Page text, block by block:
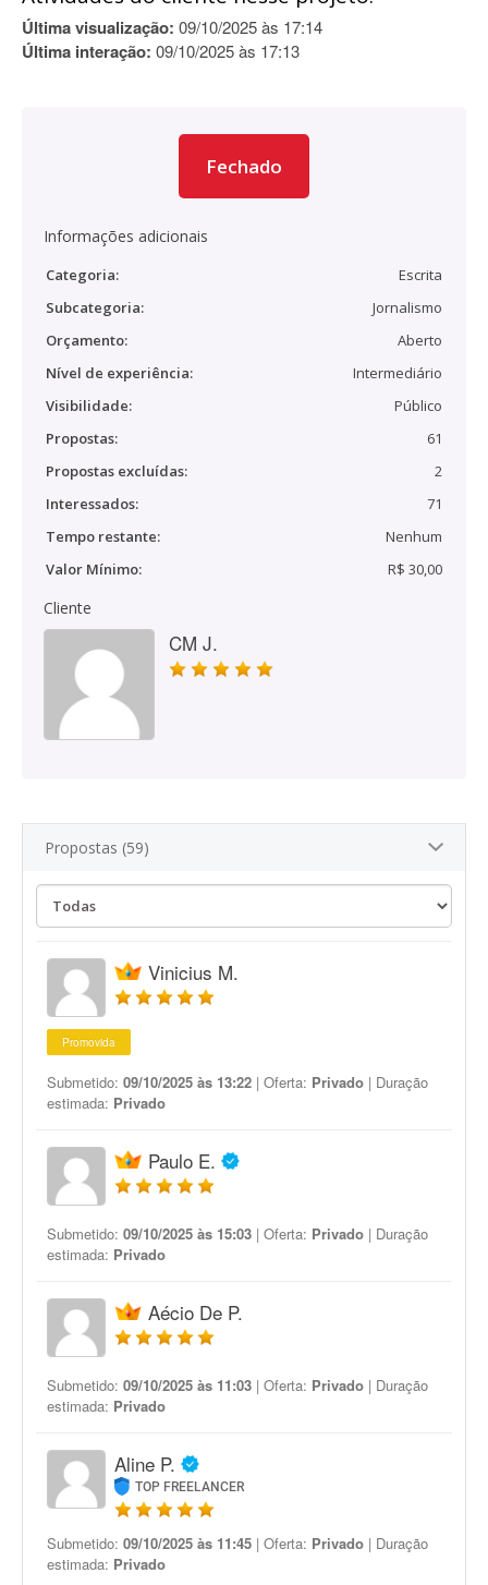
Última visualização: 09/10/2025 às 17:14
Última interação: 09/10/2025 às 17:13
Fechado
Informações adicionais
Categoria:
Escrita
Subcategoria:
Jornalismo
Orçamento:
Aberto
Nível de experiência:
Intermediário
Visibilidade:
Público
Propostas:
61
Propostas excluídas:
2
Interessados:
71
Tempo restante:
Nenhum
Valor Mínimo:
R$ 30,00
Cliente
CM J.
Propostas (59)
Vinicius M.
Promovida
Submetido: 09/10/2025 às 13:22 | Oferta: Privado | Duração
estimada: Privado
Paulo E.
Submetido: 09/10/2025 às 15:03 | Oferta: Privado | Duração
estimada: Privado
Aécio De P.
Submetido: 09/10/2025 às 11:03 | Oferta: Privado | Duração
estimada: Privado
Aline P.
TOP FREELANCER
Submetido: 09/10/2025 às 11:45 | Oferta: Privado | Duração
estimada: Privado